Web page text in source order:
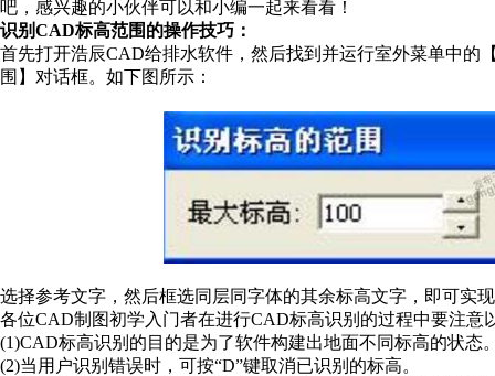
吧，感兴趣的小伙伴可以和小编一起来看看！
识别CAD标高范围的操作技巧：
首先打开浩辰CAD给排水软件，然后找到并运行室外菜单中
围】对话框。如下图所示：
选择参考文字，然后框选同层同字体的其余标高文字，即可实
各位CAD制图初学入门者在进行CAD标高识别的过程中要注意
(1)CAD标高识别的目的是为了软件构建出地面不同标高的状态
(2)当用户识别错误时，可按“D”键取消已识别的标高。